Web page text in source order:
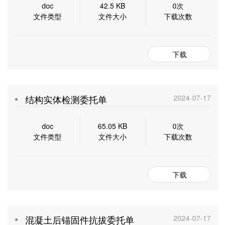
doc
文件类型
42.5 KB
文件大小
0次
下载次数
下载
结构实体检测委托单 2024-07-17
doc
文件类型
65.05 KB
文件大小
0次
下载次数
下载
混凝土后锚固件抗拔委托单 2024-07-17